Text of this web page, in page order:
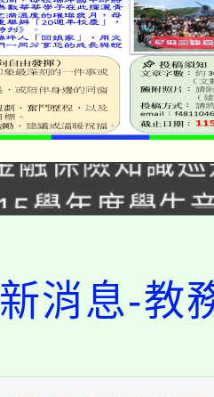
115學年度第
師甄選結果(
融保險知識
學年度學生
師甄選結果(
115學年度第
師甄選結果(
文化大學推廣
溝通分析基
縣政府辦理
消息-教